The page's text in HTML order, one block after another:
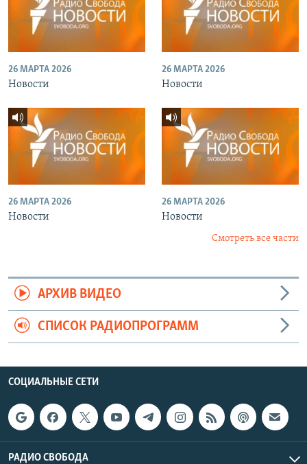
26 МАРТА 2026
Новости
26 МАРТА 2026
Новости
26 МАРТА 2026
Новости
26 МАРТА 2026
Новости
Смотреть все части
АРХИВ ВИДЕО
СПИСОК РАДИОПРОГРАММ
СОЦИАЛЬНЫЕ СЕТИ
РАДИО СВОБОДА